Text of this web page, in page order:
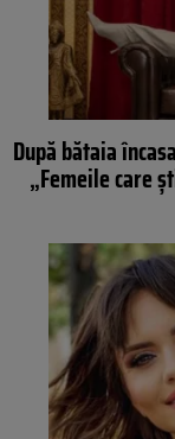
După bătaia
„Femeile care